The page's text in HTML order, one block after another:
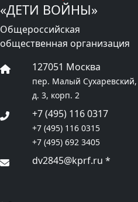
«ДЕТИ ВОЙНЫ»
Общероссийская
общественная организация
127051 Москва
пер. Малый Сухаревский,
д. 3, корп. 2
+7 (495) 116 0317
+7 (495) 116 0315
+7 (495) 692 3405
dv2845@kprf.ru *